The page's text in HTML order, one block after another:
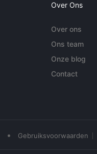
Over Ons
Over ons
Ons team
Onze blog
Contact
• Gebruiksvoorwaarden